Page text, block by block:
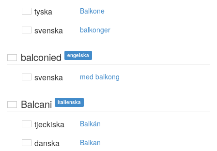
tyska Balkone
svenska balkonger
balconied engelska
svenska med balkong
Balcani italienska
tjeckiska Balkán
danska Balkan